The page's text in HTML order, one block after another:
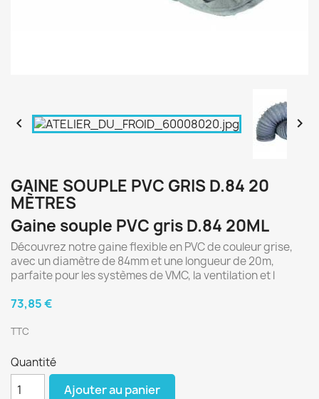
 
GAINE SOUPLE PVC GRIS D.84 20
MÈTRES
Gaine souple PVC gris D.84 20ML
Découvrez notre gaine flexible en PVC de couleur grise,
avec un diamètre de 84mm et une longueur de 20m,
parfaite pour les systèmes de VMC, la ventilation et l
73,85 €
TTC
Quantité
Ajouter au panier